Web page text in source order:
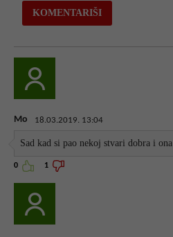
Mo 18.03.2019. 13:04
Sad kad si pao nekoj stvari dobra i ona
0 1